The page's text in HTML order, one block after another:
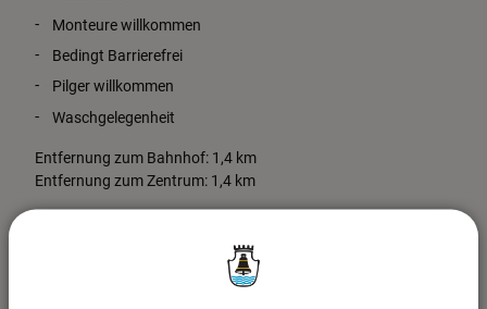
Monteure willkommen
Bedingt Barrierefrei
Pilger willkommen
Waschgelegenheit
Entfernung zum Bahnhof: 1,4 km
Entfernung zum Zentrum: 1,4 km